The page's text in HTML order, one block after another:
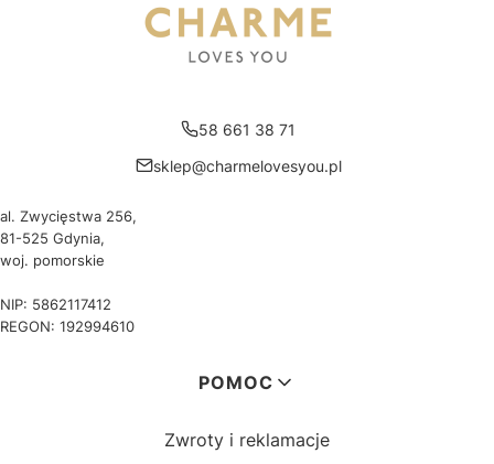
58 661 38 71
sklep@charmelovesyou.pl
al. Zwycięstwa 256,
81-525 Gdynia,
woj. pomorskie
NIP: 5862117412
REGON: 192994610
POMOC
Zwroty i reklamacje